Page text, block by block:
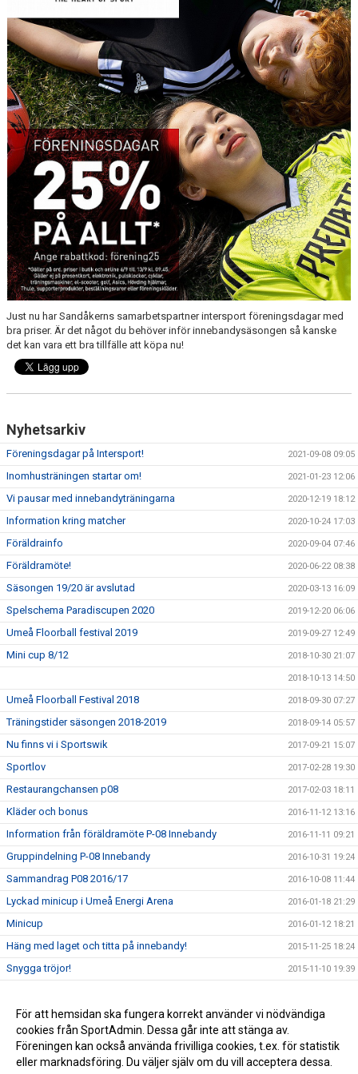
DOKUMENT
KONTAKT
MATCHER
Just nu har Sandåkerns samarbetspartner intersport föreningsdagar med
bra priser. Är det något du behöver inför innebandysäsongen så kanske
det kan vara ett bra tillfälle att köpa nu!
Nyhetsarkiv
Föreningsdagar på Intersport! 2021-09-08 09:05
Inomhusträningen startar om! 2021-01-23 12:06
Vi pausar med innebandyträningarna 2020-12-19 18:12
Information kring matcher 2020-10-24 17:03
Föräldrainfo 2020-09-04 07:46
Föräldramöte! 2020-06-22 08:38
Säsongen 19/20 är avslutad 2020-03-13 16:09
Spelschema Paradiscupen 2020 2019-12-20 06:06
Umeå Floorball festival 2019 2019-09-27 12:49
Mini cup 8/12 2018-10-30 21:07
2018-10-13 14:50
Umeå Floorball Festival 2018 2018-09-30 07:27
Träningstider säsongen 2018-2019 2018-09-14 05:57
Nu finns vi i Sportswik 2017-09-21 15:07
Sportlov 2017-02-28 19:30
Restaurangchansen p08 2017-02-03 18:11
Kläder och bonus 2016-11-12 13:16
Information från föräldramöte P-08 Innebandy 2016-11-11 09:21
Gruppindelning P-08 Innebandy 2016-10-31 19:24
Sammandrag P08 2016/17 2016-10-08 11:44
Lyckad minicup i Umeå Energi Arena 2016-01-18 21:29
Minicup 2016-01-12 18:21
Häng med laget och titta på innebandy! 2015-11-25 18:24
Snygga tröjor! 2015-11-10 19:39
Nu kör vi igång! 2015-10-01 07:50
Välkomna till innebandyn för P-08 2015-09-23 22:34
För att hemsidan ska fungera korrekt använder vi nödvändiga
cookies från SportAdmin. Dessa går inte att stänga av.
Föreningen kan också använda frivilliga cookies, t.ex. för statistik
eller marknadsföring. Du väljer själv om du vill acceptera dessa.